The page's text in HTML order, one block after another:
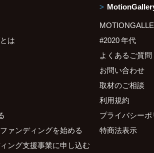
は
ァンディングを始める
ング支援事業に申し込む
#2020 年代
よくあるご質問
お問い合わせ
取材のご相談
利用規約
プライバシー
特商法表示